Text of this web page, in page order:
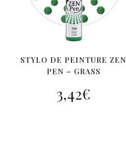
STYLO DE PEINTURE ZEN
PEN – GRASS
3,42€